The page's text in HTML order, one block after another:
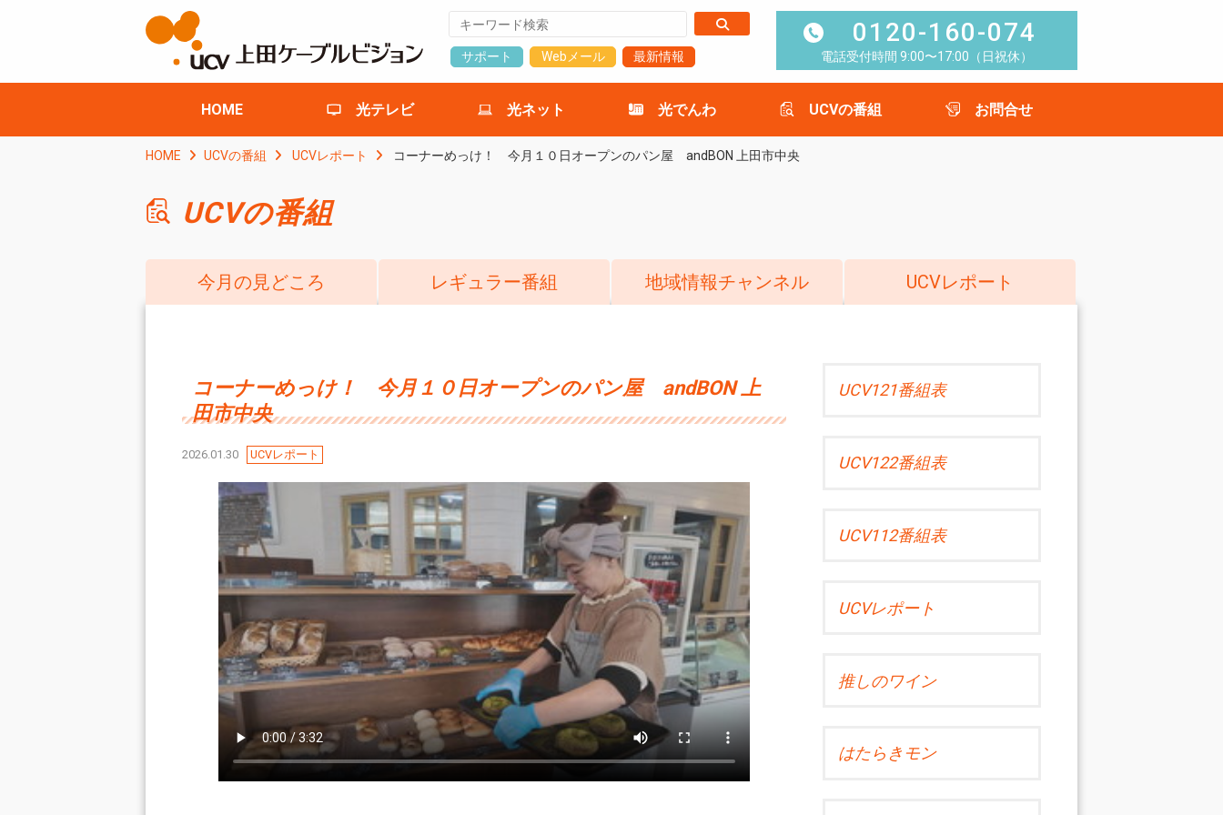
サポート Webメール 最新情報
0120-160-074
電話受付時間 9:00〜17:00（日祝休）
HOME 光テレビ 光ネット 光でんわ UCVの番組 お問合せ
HOME UCVの番組 UCVレポート コーナーめっけ！ 今月１０日オープンのパン屋 andBON 上田市中央
UCVの番組
今月の見どころ レギュラー番組 地域情報チャンネル UCVレポート
コーナーめっけ！ 今月１０日オープンのパン屋 andBON 上
田市中央
2026.01.30 UCVレポート
UCV121番組表
UCV122番組表
UCV112番組表
UCVレポート
推しのワイン
はたらきモン